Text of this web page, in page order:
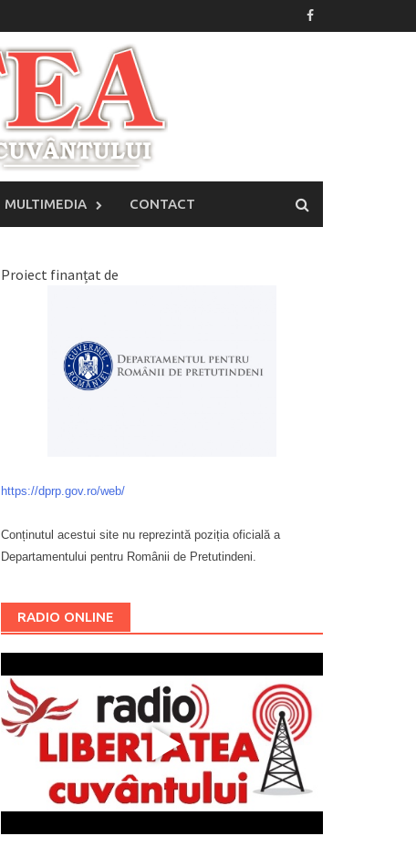
MULTIMEDIA CONTACT
Proiect finanțat de
https://dprp.gov.ro/web/
Conținutul acestui site nu reprezintă poziția oficială a
Departamentului pentru Românii de Pretutindeni.
RADIO ONLINE